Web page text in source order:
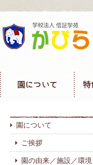
園について
ご挨拶
園の由来／施設／環境